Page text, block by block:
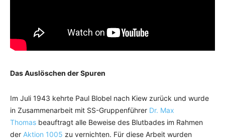
Das Auslöschen der Spuren
Im Juli 1943 kehrte Paul Blobel nach Kiew zurück und wurde
in Zusammenarbeit mit SS-Gruppenführer Dr. Max
Thomas beauftragt alle Beweise des Blutbades im Rahmen
der Aktion 1005 zu vernichten. Für diese Arbeit wurden